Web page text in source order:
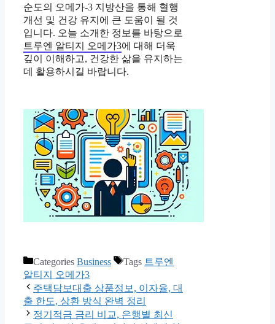
순도의 오메가-3 지방산을 통해 혈행
개선 및 건강 유지에 큰 도움이 될 것
입니다. 오늘 소개한 정보를 바탕으로
트루엔 알티지 오메가3에 대해 더욱
깊이 이해하고, 건강한 삶을 유지하는
데 활용하시길 바랍니다.
Categories Business Tags 트루엔
알티지 오메가3
주택담보대출 상품정보, 이자율, 대
출 한도, 상환 방식 완벽 정리
정기적금 금리 비교, 은행별 최신